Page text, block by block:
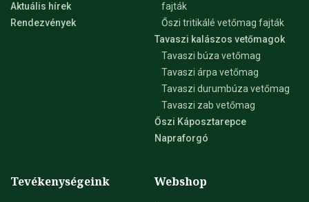
Aktuális hírek
Rendezvények
fajták
Őszi tritikálé vetőmag fajták
Tavaszi kalászos vetőmagok
Tavaszi búza vetőmag
Tavaszi árpa vetőmag
Tavaszi durumbúza vetőmag
Tavaszi zab vetőmag
Őszi Káposztarepce
Napraforgó
Tevékenységeink Webshop